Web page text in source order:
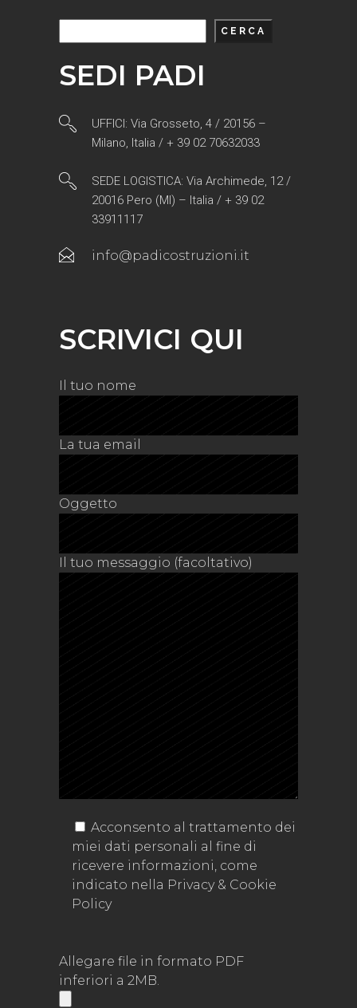
CERCA
SEDI PADI
UFFICI: Via Grosseto, 4 / 20156 –
Milano, Italia / + 39 02 70632033
SEDE LOGISTICA: Via Archimede, 12 /
20016 Pero (MI) – Italia / + 39 02
33911117
info@padicostruzioni.it
SCRIVICI QUI
Il tuo nome
La tua email
Oggetto
Il tuo messaggio (facoltativo)
Acconsento al trattamento dei
miei dati personali al fine di
ricevere informazioni, come
indicato nella Privacy & Cookie
Policy
Allegare file in formato PDF
inferiori a 2MB.